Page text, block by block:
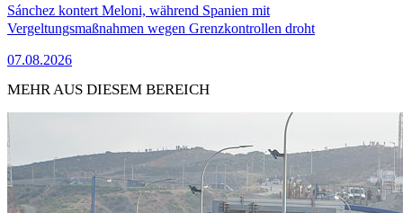
Sánchez kontert Meloni, während Spanien mit
Vergeltungsmaßnahmen wegen Grenzkontrollen droht
07.08.2026
MEHR AUS DIESEM BEREICH